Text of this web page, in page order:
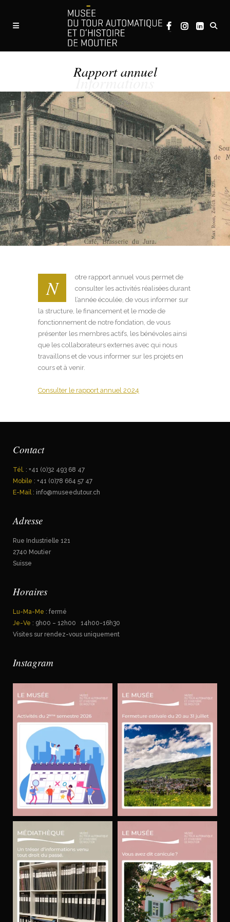
Informations
Rapport annuel
N
otre rapport annuel vous permet de
consulter les activités réalisées durant
l’année écoulée, de vous informer sur
la structure, le financement et le mode de
fonctionnement de notre fondation, de vous
présenter les membres actifs, les bénévoles ainsi
que les collaborateurs externes avec qui nous
travaillons et de vous informer sur les projets en
cours et à venir.
Consulter le rapport annuel 2024
Contact
Tél. : +41 (0)32 493 68 47
Mobile : +41 (0)78 664 57 47
E-Mail: info@museedutour.ch
Adresse
Rue Industrielle 121
2740 Moutier
Suisse
Horaires
Lu-Ma-Me : fermé
Je-Ve : 9h00 – 12h00 14h00-16h30
Visites sur rendez-vous uniquement
Instagram